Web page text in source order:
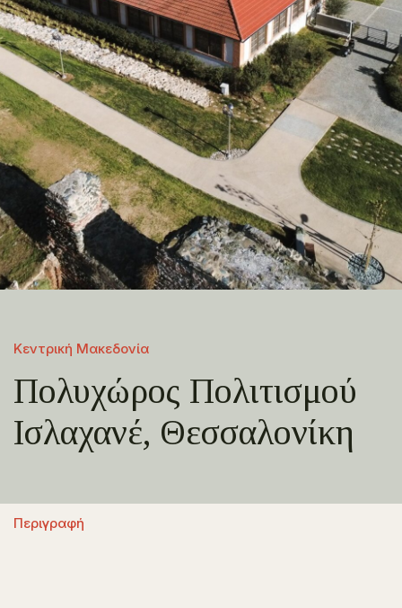
Κεντρική Μακεδονία
Πολυχώρος Πολιτισμού
Ισλαχανέ, Θεσσαλονίκη
Περιγραφή